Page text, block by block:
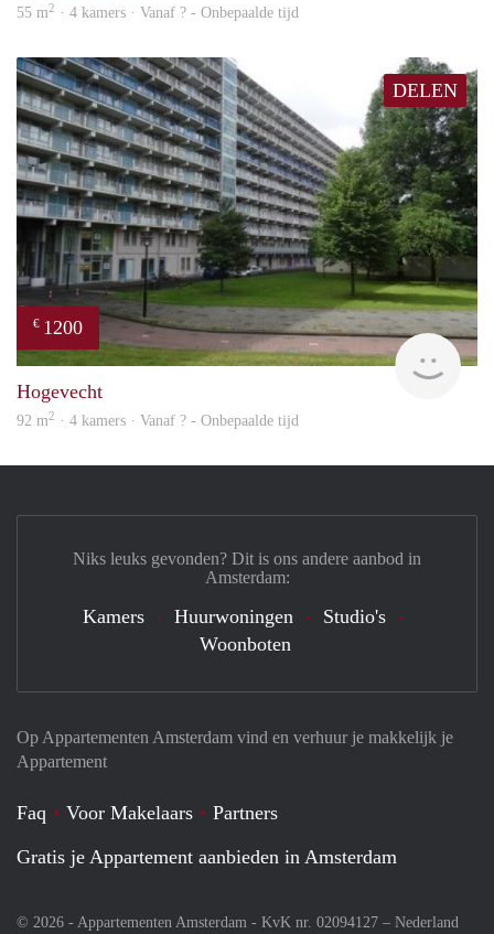
55 m2 · 4 kamers · Vanaf ? - Onbepaalde tijd
DELEN
€ 1200
Hogevecht
92 m2 · 4 kamers · Vanaf ? - Onbepaalde tijd
Op Appartementen Amsterdam vind en verhuur je makkelijk je
Appartement
Faq Voor Makelaars
Partners
Gratis je Appartement aanbieden in Amsterdam
© 2026 - Appartementen Amsterdam - KvK nr. 02094127 – Nederland
Niks leuks gevonden? Dit is ons andere aanbod in
Amsterdam:
Kamers Huurwoningen
Studio's
Woonboten